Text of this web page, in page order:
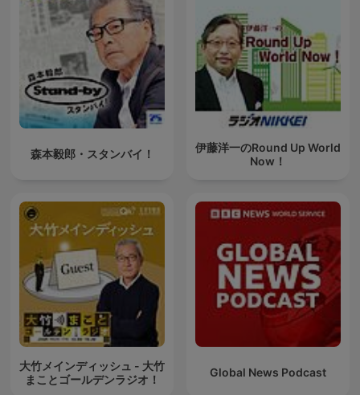
森本毅郎・スタンバイ！
伊藤洋一のRound Up World
Now！
大竹メインディッシュ - 大竹
まことゴールデンラジオ！
Global News Podcast